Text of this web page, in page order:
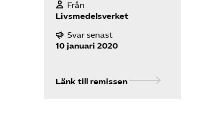
Medlemskap
Aktiviteter
Våra frågor
Från
Livsmedelsverket
Svar senast
10 januari 2020
Länk till remissen